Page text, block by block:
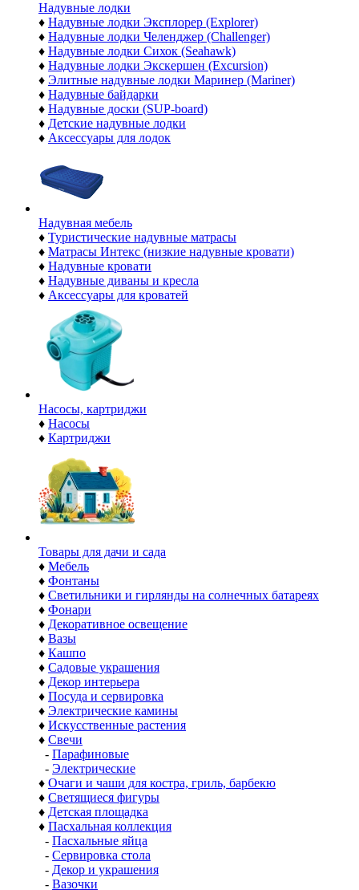
Надувные лодки
♦ Надувные лодки Эксплорер (Explorer)
♦ Надувные лодки Челенджер (Challenger)
♦ Надувные лодки Сихок (Seahawk)
♦ Надувные лодки Экскершен (Excursion)
♦ Элитные надувные лодки Маринер (Mariner)
♦ Надувные байдарки
♦ Надувные доски (SUP-board)
♦ Детские надувные лодки
♦ Аксессуары для лодок
Надувная мебель
♦ Туристические надувные матрасы
♦ Матрасы Интекс (низкие надувные кровати)
♦ Надувные кровати
♦ Надувные диваны и кресла
♦ Аксессуары для кроватей
Насосы, картриджи
♦ Насосы
♦ Картриджи
Товары для дачи и сада
♦ Мебель
♦ Фонтаны
♦ Светильники и гирлянды на солнечных батареях
♦ Фонари
♦ Декоративное освещение
♦ Вазы
♦ Кашпо
♦ Садовые украшения
♦ Декор интерьера
♦ Посуда и сервировка
♦ Электрические камины
♦ Искусственные растения
♦ Свечи
- Парафиновые
- Электрические
♦ Очаги и чаши для костра, гриль, барбекю
♦ Светящиеся фигуры
♦ Детская площадка
♦ Пасхальная коллекция
- Пасхальные яйца
- Сервировка стола
- Декор и украшения
- Вазочки